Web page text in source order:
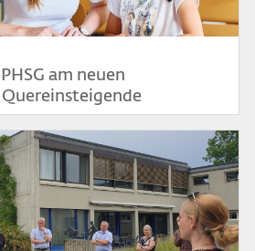
am neuen